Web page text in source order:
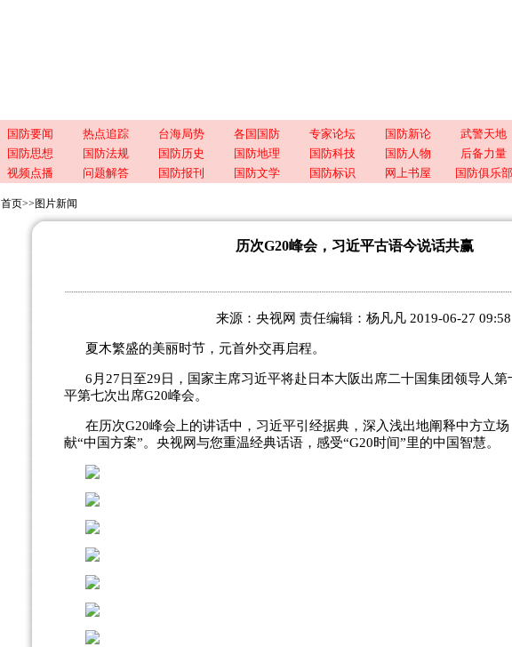
国防要闻 热点追踪 台海局势 各国国防 专家论坛 国防新论 武警天地
国防思想 国防法规 国防历史 国防地理 国防科技 国防人物 后备力量
视频点播 问题解答 国防报刊 国防文学 国防标识 网上书屋 国防俱乐部
首页>> 图片新闻
历次G20峰会，习近平古语今说话共赢
来源：央视网 责任编辑：杨凡凡 2019-06-27 09:58
夏木繁盛的美丽时节，元首外交再启程。
6月27日至29日，国家主席习近平将赴日本大阪出席二十国集团领导人
平第七次出席G20峰会。
在历次G20峰会上的讲话中，习近平引经据典，深入浅出地阐释中方立
献“中国方案”。央视网与您重温经典话语，感受“G20时间”里的中国智慧。